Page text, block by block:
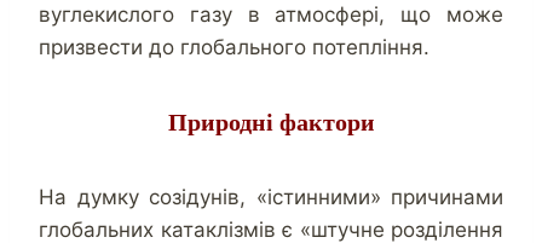
вуглекислого газу в атмосфері, що може
призвести до глобального потепління.
Природні фактори
На думку созідунів, «істинними» причинами
глобальних катаклізмів є «штучне розділення